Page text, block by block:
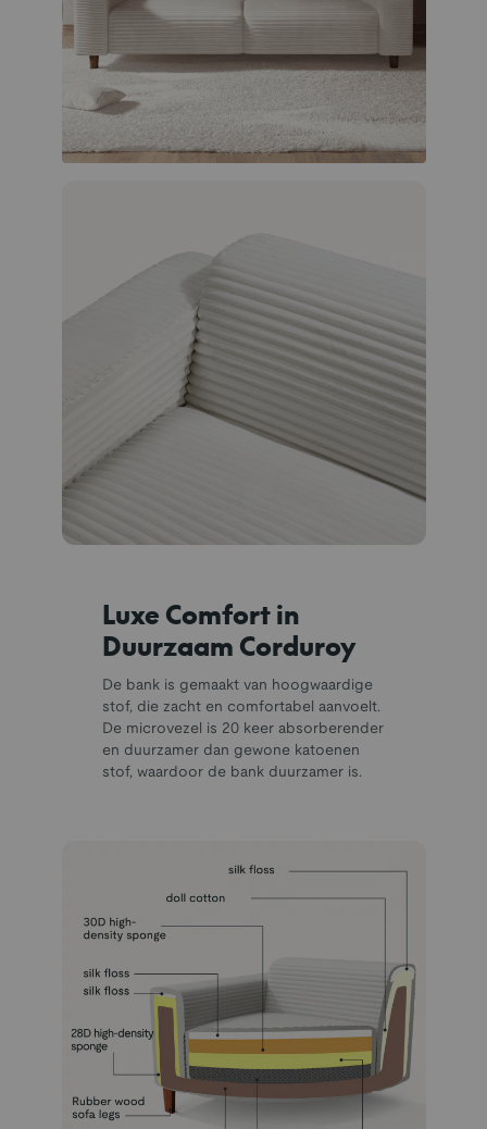
Luxe Comfort in
Duurzaam Corduroy
De bank is gemaakt van hoogwaardige
stof, die zacht en comfortabel aanvoelt.
De microvezel is 20 keer absorberender
en duurzamer dan gewone katoenen
stof, waardoor de bank duurzamer is.